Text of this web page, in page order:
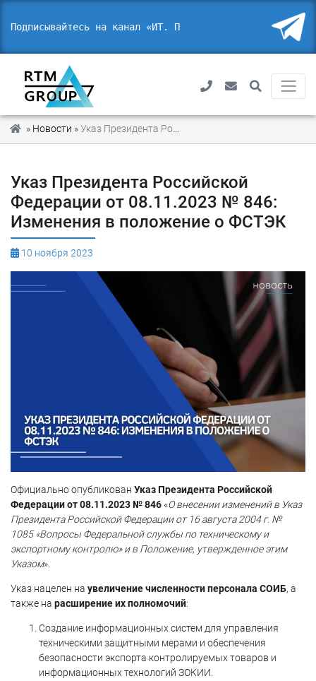
Подписывайтесь на канал «ИТ. Пра
» Новости »
Указ Президента Российской
Федерации от 08.11.2023 № 846:
Изменения в положение о ФСТЭК
10 ноября 2023
Официально опубликован Указ Президента Российской
Федерации от 08.11.2023 № 846 «О внесении изменений в Указ
Президента Российской Федерации от 16 августа 2004 г. №
1085 «Вопросы Федеральной службы по техническому и
экспортному контролю» и в Положение, утвержденное этим
Указом».
Указ нацелен на увеличение численности персонала СОИБ, а
также на расширение их полномочий:
Создание информационных систем для управления
техническими защитными мерами и обеспечения
безопасности экспорта контролируемых товаров и
информационных технологий ЗОКИИ.